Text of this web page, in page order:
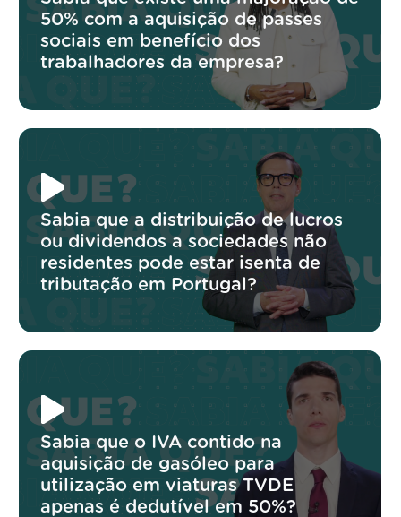
50% com a aquisição de passes
sociais em benefício dos
trabalhadores da empresa?
Sabia que a distribuição de lucros
ou dividendos a sociedades não
residentes pode estar isenta de
tributação em Portugal?
Sabia que o IVA contido na
aquisição de gasóleo para
utilização em viaturas TVDE
apenas é dedutível em 50%?